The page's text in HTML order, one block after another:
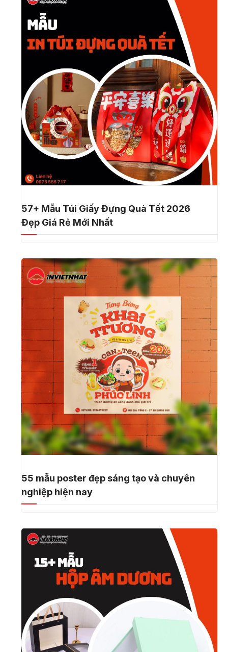
57+ Mẫu Túi Giấy Đựng Quà Tết 2026
Đẹp Giá Rẻ Mới Nhất
55 mẫu poster đẹp sáng tạo và chuyên
nghiệp hiện nay